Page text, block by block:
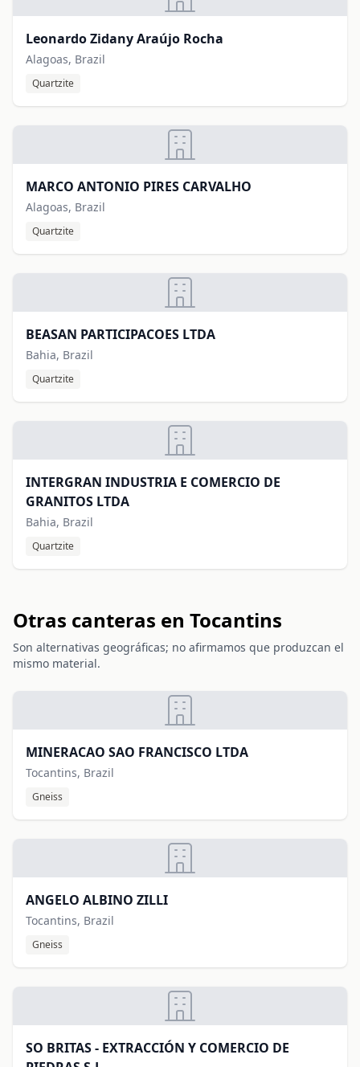
Leonardo Zidany Araújo Rocha
Alagoas, Brazil
Quartzite
MARCO ANTONIO PIRES CARVALHO
Alagoas, Brazil
Quartzite
BEASAN PARTICIPACOES LTDA
Bahia, Brazil
Quartzite
INTERGRAN INDUSTRIA E COMERCIO DE
GRANITOS LTDA
Bahia, Brazil
Quartzite
Otras canteras en Tocantins
Son alternativas geográficas; no afirmamos que produzcan el
mismo material.
MINERACAO SAO FRANCISCO LTDA
Tocantins, Brazil
Gneiss
ANGELO ALBINO ZILLI
Tocantins, Brazil
Gneiss
SO BRITAS - EXTRACCIÓN Y COMERCIO DE